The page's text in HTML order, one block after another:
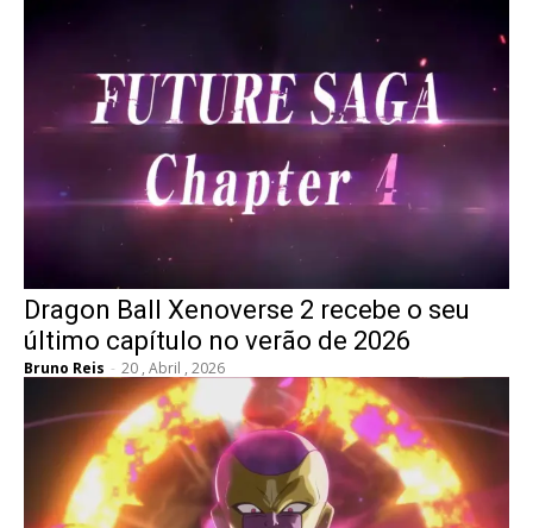
Dragon Ball Xenoverse 2 recebe o seu
último capítulo no verão de 2026
Bruno Reis - 20 , Abril , 2026